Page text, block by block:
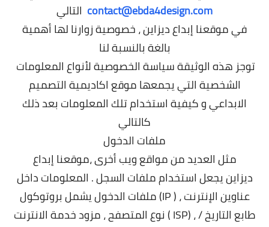
contact@ebda4design.com
في موقعنا إبداع ديزاين، خصوصية زوارنا لها أهمية
بالغة بالنسبة لنا
توجز هذه الوثيقة سياسة الخصوصية لأنواع المعلومات
الشخصية التي يجمعها موقعاكاديميةالتصميم
الابداعي و كيفية استخدام تلك المعلومات بعد ذلك
كالتالي
ملفات الدخول
مثل العديد من مواقع ويب أخرى ،موقعنا إبداع
ديزاينيجعل استخدام ملفات السجل . المعلومات داخل
ملفات الدخول يشمل بروتوكول (IP ) عناوين الإنترنت ،
نوع المتصفح ، مزود خدمة الانترنت ( ISP) ، طابع التاريخ /